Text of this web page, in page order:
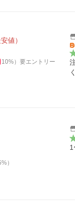
安値）
10%） 要エントリー
%）
1